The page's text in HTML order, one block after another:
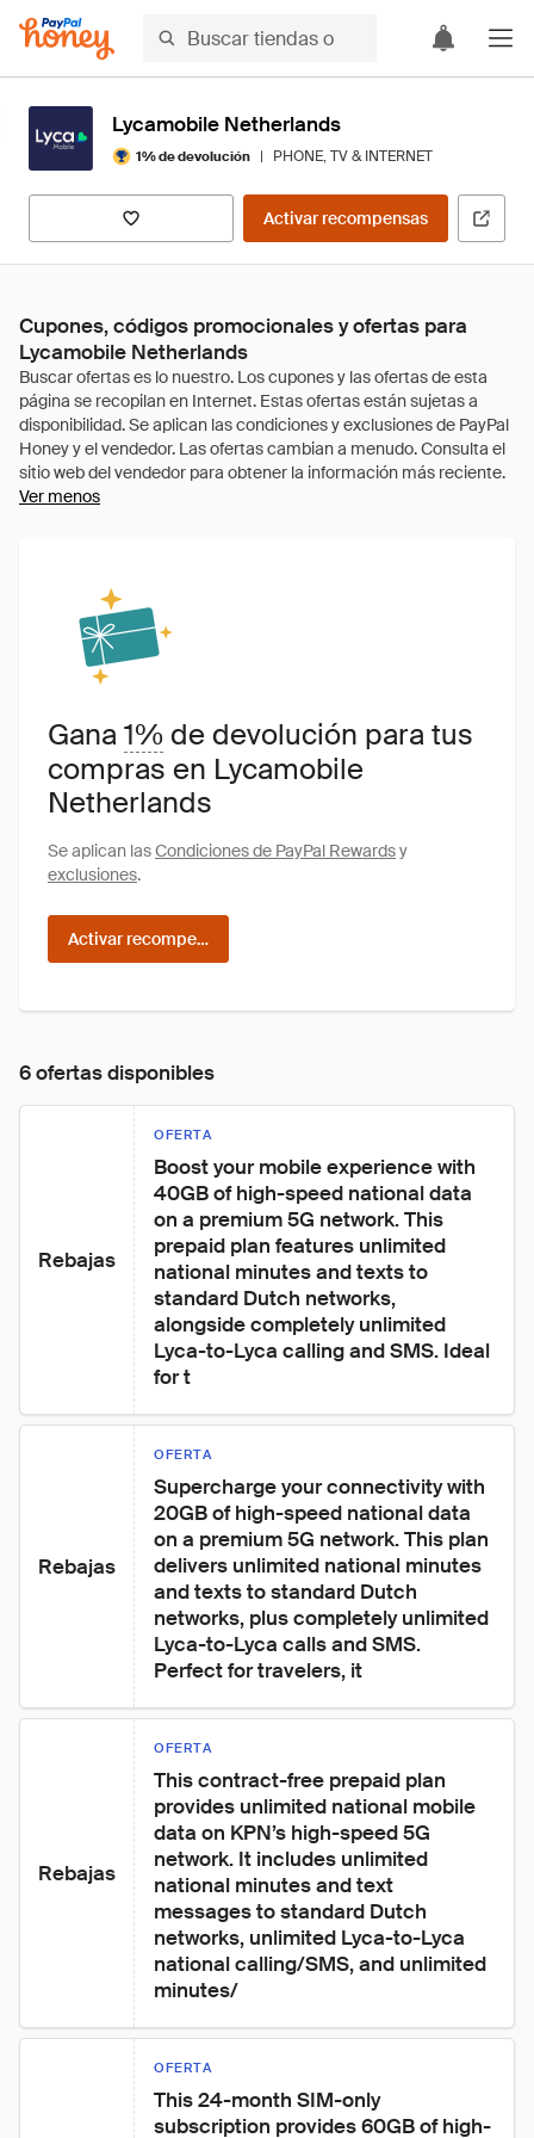
Lycamobile Netherlands
1% de devolución | PHONE, TV & INTERNET
Activar recompensas
Cupones, códigos promocionales y ofertas para
Lycamobile Netherlands
Ver menos
Gana1% de devolución para tus
compras en Lycamobile
Netherlands
Se aplican lasCondiciones de PayPal Rewardsy
exclusiones.
Activar recompensas
6 ofertas disponibles
Rebajas
OFERTA
Boost your mobile experience with
40GB of high-speed national data
on a premium 5G network. This
prepaid plan features unlimited
national minutes and texts to
standard Dutch networks,
alongside completely unlimited
Lyca-to-Lyca calling and SMS. Ideal
for t
Rebajas
OFERTA
Supercharge your connectivity with
20GB of high-speed national data
on a premium 5G network. This plan
delivers unlimited national minutes
and texts to standard Dutch
networks, plus completely unlimited
Lyca-to-Lyca calls and SMS.
Perfect for travelers, it
Rebajas
OFERTA
This contract-free prepaid plan
provides unlimited national mobile
data on KPN’s high-speed 5G
network. It includes unlimited
national minutes and text
messages to standard Dutch
networks, unlimited Lyca-to-Lyca
national calling/SMS, and unlimited
minutes/
OFERTA
This 24-month SIM-only
subscription provides 60GB of high-